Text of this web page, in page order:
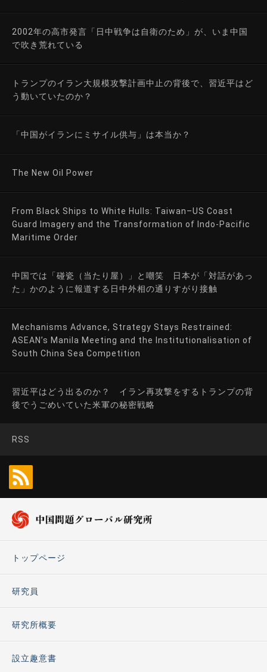
2002年の高市発言「日中戦争は自衛のため」が、いま中国
で吹き荒れている
トランプのイラン大規模攻撃計画中止の背後で、習近平はど
う動いていたのか？
「中国がイランにミサイル供与」は本当か？
The New Oil Power
From Black Ships to White Hulls: Taiwan–US Coast
Guard Imagery and the Transformation of Indo-Pacific
Maritime Order
中国では「碰瓷（当たり屋）」と嘲笑 日本が「対話があっ
た」かのように報道する日中外相の通りすがり接触
Mechanisms Advance, Strategy Stays Restrained:
ASEAN’s Manila Meeting and the Institutionalisation of
South China Sea Competition
習近平はどう出るのか？ イラン再攻撃をするトランプの背
後でうごめいていた米軍の秘密戦略
RSS
トップページ
研究員
研究所概要
設立趣意書